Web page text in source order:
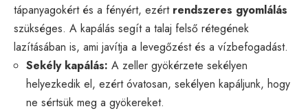
tápanyagokért és a fényért, ezért rendszeres gyomlálás
szükséges. A kapálás segít a talaj felső rétegének
lazításában is, ami javítja a levegőzést és a vízbefogadást.
Sekély kapálás: A zeller gyökérzete sekélyen
helyezkedik el, ezért óvatosan, sekélyen kapáljunk, hogy
ne sértsük meg a gyökereket.